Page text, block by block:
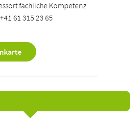
fachliche Kompetenz
61 315 23 65